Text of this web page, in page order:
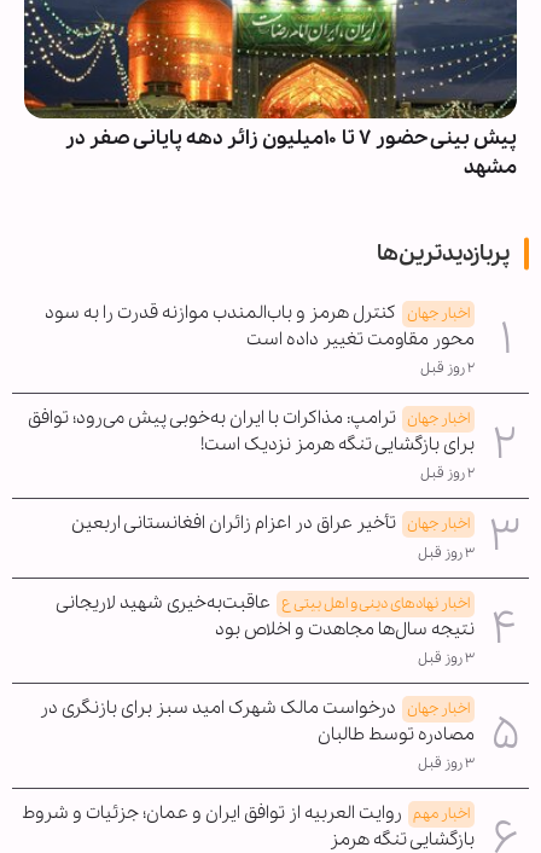
پیش بینی حضور ۷ تا ۱۰میلیون زائر دهه پایانی صفر در
مشهد
پربازدیدترین‌ها
اخبار جهان کنترل هرمز و باب‌المندب موازنه قدرت را به سود
محور مقاومت تغییر داده است
۲ روز قبل
اخبار جهان ترامپ: مذاکرات با ایران به‌خوبی پیش می‌رود؛ توافق
برای بازگشایی تنگه هرمز نزدیک است!
۲ روز قبل
اخبار جهان تأخیر عراق در اعزام زائران افغانستانی اربعین
۳ روز قبل
اخبار نهادهای دینی و اهل بیتی ع عاقبت‌به‌خیری شهید لاریجانی
نتیجه سال‌ها مجاهدت و اخلاص بود
۳ روز قبل
اخبار جهان درخواست مالک شهرک امید سبز برای بازنگری در
مصادره توسط طالبان
۳ روز قبل
اخبار مهم روایت العربیه از توافق ایران و عمان؛ جزئیات و شروط
بازگشایی تنگه هرمز